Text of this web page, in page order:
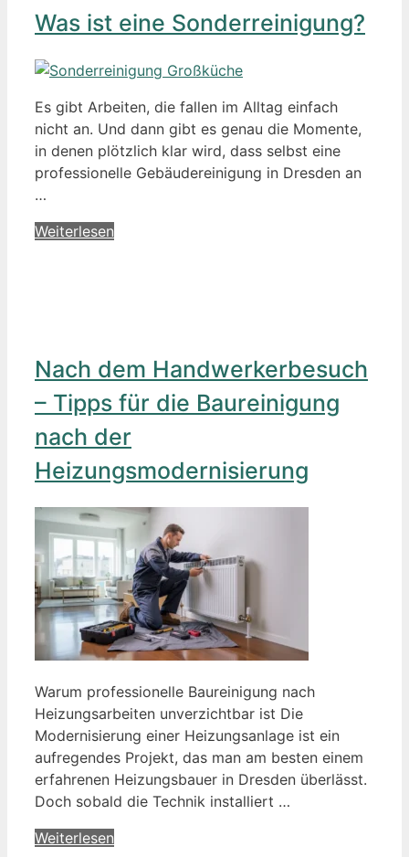
Was ist eine Sonderreinigung?
Es gibt Arbeiten, die fallen im Alltag einfach
nicht an. Und dann gibt es genau die Momente,
in denen plötzlich klar wird, dass selbst eine
professionelle Gebäudereinigung in Dresden an
…
Weiterlesen
Nach dem Handwerkerbesuch
– Tipps für die Baureinigung
nach der
Heizungsmodernisierung
Warum professionelle Baureinigung nach
Heizungsarbeiten unverzichtbar ist Die
Modernisierung einer Heizungsanlage ist ein
aufregendes Projekt, das man am besten einem
erfahrenen Heizungsbauer in Dresden überlässt.
Doch sobald die Technik installiert …
Weiterlesen